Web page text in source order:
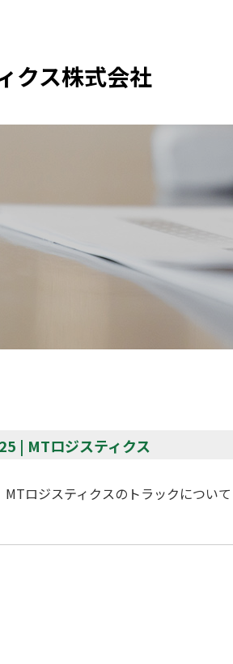
クス株式会社
| MTロジスティクス
MTロジスティクスのトラックについて